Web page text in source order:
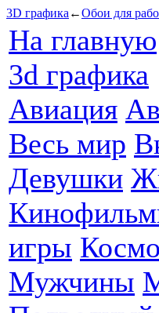
3D графика ←Обои для
На главную
3d графика
Авиация
Весь мир
Девушки
игры
Мужчины